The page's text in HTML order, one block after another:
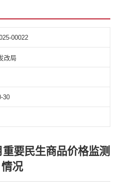
00022
改局
30
要民生商品价格监测
情况